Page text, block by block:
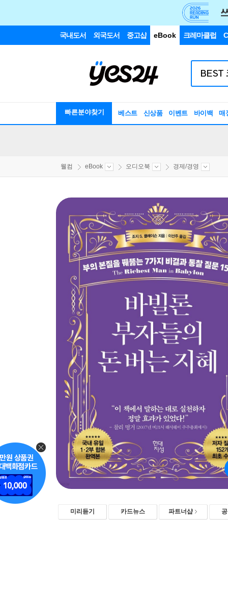
국내도서 외국도서 중고샵 eBook 크레마클럽
빠른분야찾기 베스트 신상품 이벤트 바이백 매
웰컴 eBook 오디오북 경제/경영
미리듣기 카드뉴스 파트너샵